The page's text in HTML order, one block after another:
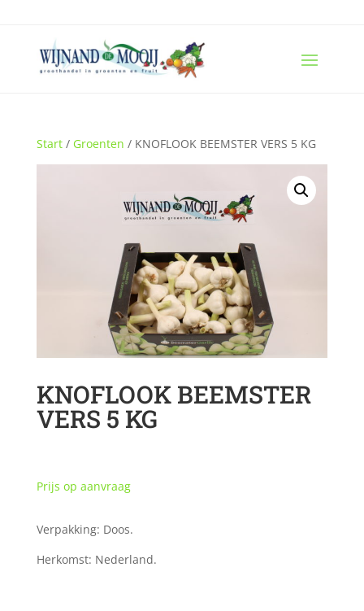
Start/ Groenten / KNOFLOOK BEEMSTER VERS 5 KG
KNOFLOOK BEEMSTER
VERS 5 KG
Prijs op aanvraag
Verpakking: Doos.
Herkomst: Nederland.